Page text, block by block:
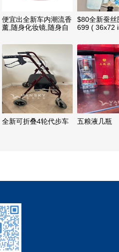
便宜出全新车内潮流香
薰,随身化妆镜,随身自
$80全新蚕丝
699 ( 36x72
全新可折叠4轮代步车 五粮液几瓶